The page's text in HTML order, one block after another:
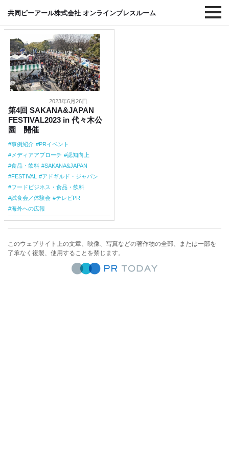
共同ピーアール株式会社 オンラインプレスルーム
#アドギルド・ジャパン
2023年6月26日
第4回 SAKANA&JAPAN
FESTIVAL2023 in 代々木公
園 開催
事例紹介
PRイベント
メディアアプローチ
認知向上
食品・飲料
SAKANA&JAPAN
FESTIVAL
アドギルド・ジャパン
フードビジネス・食品・飲料
試食会／体験会
テレビPR
海外への広報
このウェブサイト上の文章、映像、写真などの著作物の全部、または一部を
了承なく複製、使用することを禁じます。